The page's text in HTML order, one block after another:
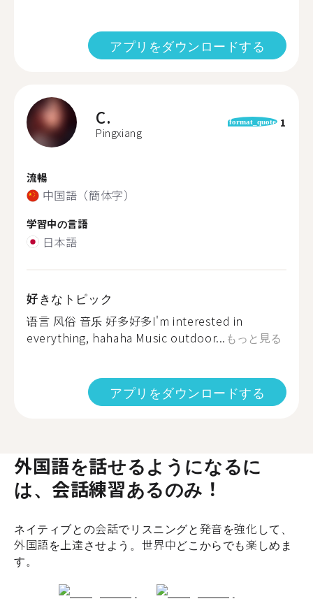
アプリをダウンロードする
C.
Pingxiang
format_quote 1
流暢
中国語（簡体字）
学習中の言語
日本語
好きなトピック
语言 风俗 音乐 好多好多I'm interested in
everything, hahaha Music outdoor... もっと見る
アプリをダウンロードする
外国語を話せるようになるに
は、会話練習あるのみ！
ネイティブとの会話でリスニングと発音を強化して、
外国語を上達させよう。世界中どこからでも楽しめま
す。